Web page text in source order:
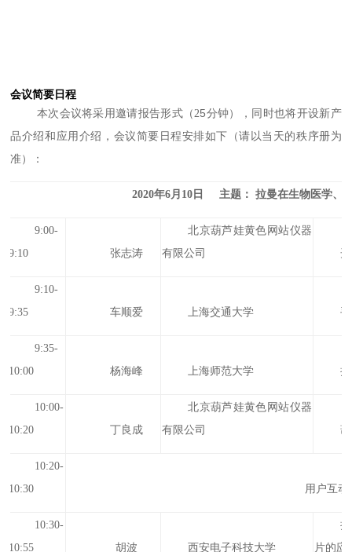
会议简要日程
本次会议将采用邀请报告形式（25分钟），同时也将开设新产
品介绍和应用介绍，会议简要日程安排如下（请以当天的秩序册为
准）：
2020年6月10日 主题： 拉曼在生物医学、环
9:00-
9:10
张志涛
北京葫芦娃黄色网站仪器
有限公司
9:10-
9:35
车顺爱 上海交通大学
9:35-
10:00
杨海峰 上海师范大学
10:00-
10:20
丁良成
北京葫芦娃黄色网站仪器
有限公司
10:20-
10:30
用户互动
10:30-
10:55
胡波 西安电子科技大学
片的应